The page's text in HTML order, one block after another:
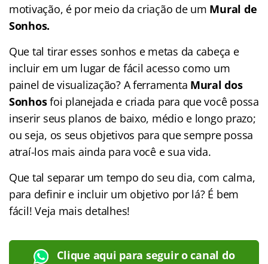
motivação, é por meio da criação de um Mural de
Sonhos.
Que tal tirar esses sonhos e metas da cabeça e
incluir em um lugar de fácil acesso como um
painel de visualização? A ferramenta Mural dos
Sonhosfoi planejada e criada para que você possa
inserir seus planos de baixo, médio e longo prazo;
ou seja, os seus objetivos para que sempre possa
atraí-los mais ainda para você e sua vida.
Que tal separar um tempo do seu dia, com calma,
para definir e incluir um objetivo por lá? É bem
fácil! Veja mais detalhes!
Clique aqui para seguir o canal do